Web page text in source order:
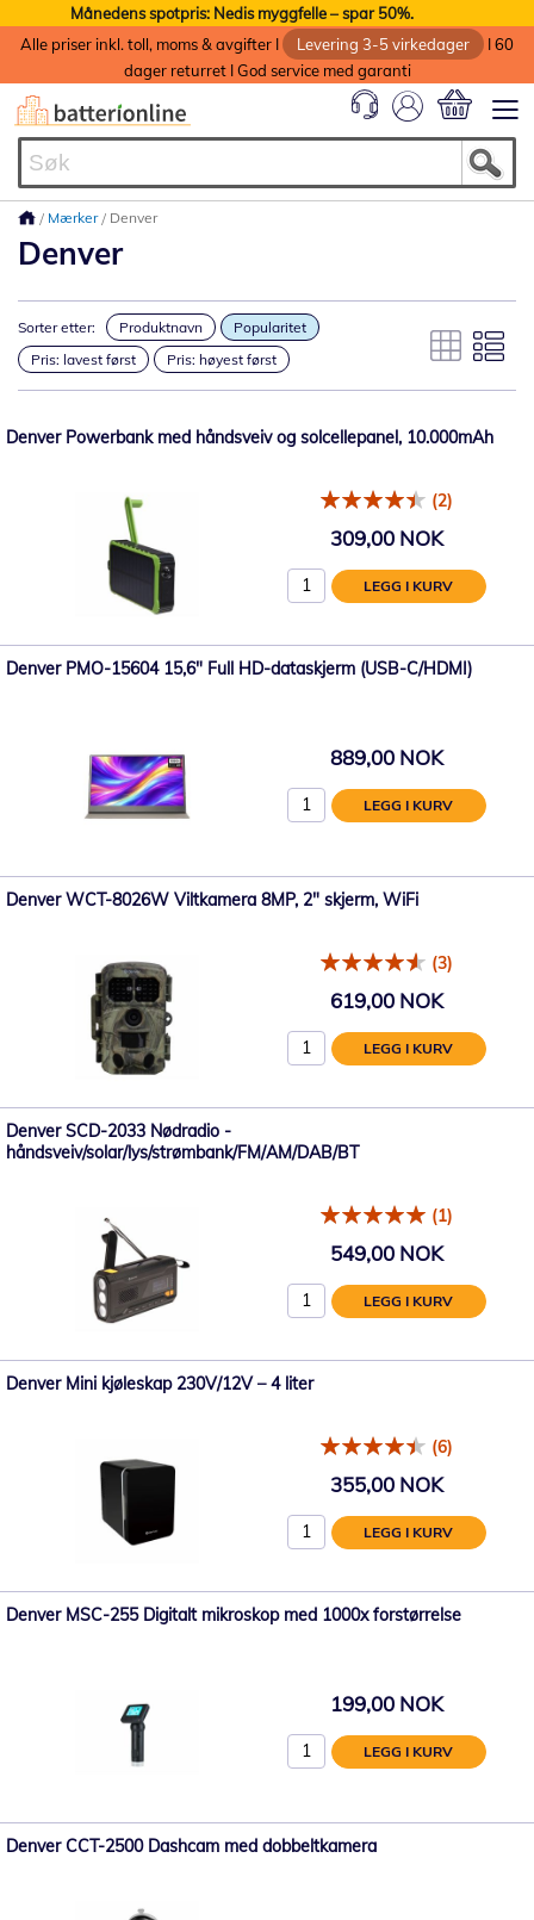
Månedens spotpris: Nedis myggfelle – spar 50%.
Alle priser inkl. toll, moms & avgifter I
Levering 3-5 virkedager
I 60
dager returret I God service med garanti
Mærker Denver
Denver
Sorter etter: Produktnavn
Popularitet
Pris: lavest først
Pris: høyest først
Denver Powerbank med håndsveiv og solcellepanel, 10.000mAh
(2)
309,00 NOK
LEGG I KURV
Denver PMO-15604 15,6" Full HD-dataskjerm (USB-C/HDMI)
889,00 NOK
LEGG I KURV
Denver WCT-8026W Viltkamera 8MP, 2" skjerm, WiFi
(3)
619,00 NOK
LEGG I KURV
Denver SCD-2033 Nødradio -
håndsveiv/solar/lys/strømbank/FM/AM/DAB/BT
(1)
549,00 NOK
LEGG I KURV
Denver Mini kjøleskap 230V/12V – 4 liter
(6)
355,00 NOK
LEGG I KURV
Denver MSC-255 Digitalt mikroskop med 1000x forstørrelse
199,00 NOK
LEGG I KURV
Denver CCT-2500 Dashcam med dobbeltkamera